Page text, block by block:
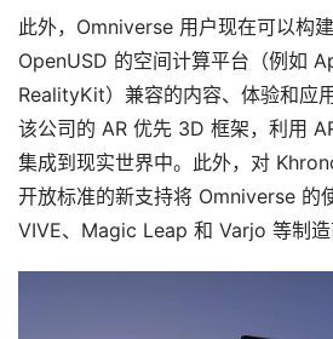
行
业
动
态
应
用
闻
此外，Omniverse 用户现在可以构
OpenUSD 的空间计算平台（例如
RealityKit）兼容的内容、体验和应
该公司的 AR 优先 3D 框架，利用
集成到现实世界中。此外，对
开放标准的新支持将 Omniverse 的
VIVE、Magic Leap 和 Varjo 等制造